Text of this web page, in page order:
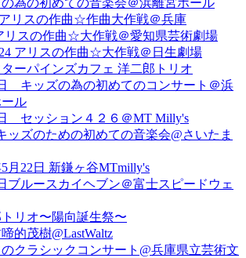
為の初めての音楽会＠浜離宮ホール
リスの作曲☆作曲大作戦＠兵庫
スの作曲☆大作戦＠愛知県芸術劇場
アリスの作曲☆大作戦＠日生劇場
ターパインズカフェ 洋二郎トリオ
キッズの為の初めてのコンサート＠浜
ル
セッション４２６＠MT Milly's
ッズのための初めての音楽会@さいたま
5月22日 新鎌ヶ谷MTmilly's
ブルースカイヘブン＠富士スピードウェ
リオ〜陽向誕生祭〜
的茂樹@LastWaltz
クラシックコンサート@兵庫県立芸術文